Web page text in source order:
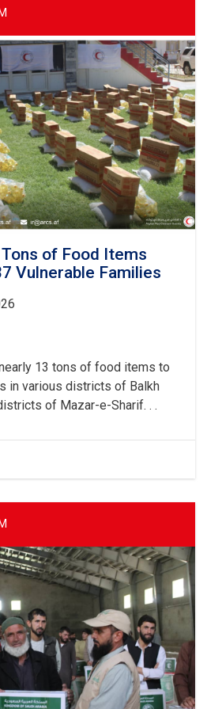
of Food Items
Vulnerable Families
13 tons of food items to
in various districts of Balkh
of Mazar-e-Sharif. . .